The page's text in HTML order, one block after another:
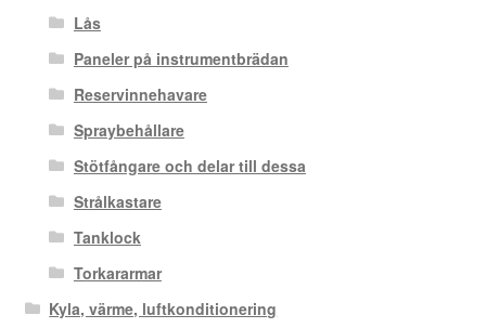
Lås
Paneler på instrumentbrädan
Reservinnehavare
Spraybehållare
Stötfångare och delar till dessa
Strålkastare
Tanklock
Torkararmar
Kyla, värme, luftkonditionering